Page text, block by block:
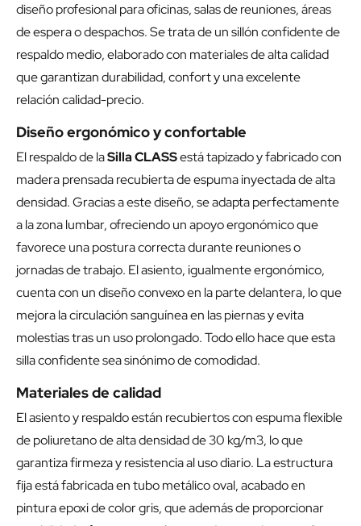
diseño profesional para oficinas, salas de reuniones, áreas
de espera o despachos. Se trata de un sillón confidente de
respaldo medio, elaborado con materiales de alta calidad
que garantizan durabilidad, confort y una excelente
relación calidad-precio.
Diseño ergonómico y confortable
El respaldo de laSilla CLASSestá tapizado y fabricado con
madera prensada recubierta de espuma inyectada de alta
densidad. Gracias a este diseño, se adapta perfectamente
a la zona lumbar, ofreciendo un apoyo ergonómico que
favorece una postura correcta durante reuniones o
jornadas de trabajo. El asiento, igualmente ergonómico,
cuenta con un diseño convexo en la parte delantera, lo que
mejora la circulación sanguínea en las piernas y evita
molestias tras un uso prolongado. Todo ello hace que esta
silla confidente sea sinónimo de comodidad.
Materiales de calidad
El asiento y respaldo están recubiertos con espuma flexible
de poliuretano de alta densidad de 30 kg/m3, lo que
garantiza firmeza y resistencia al uso diario. La estructura
fija está fabricada en tubo metálico oval, acabado en
pintura epoxi de color gris, que además de proporcionar